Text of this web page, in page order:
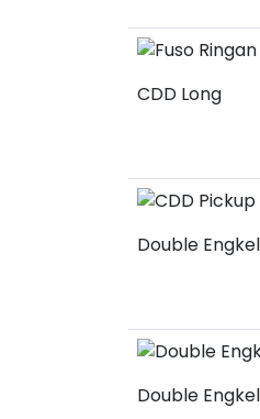
CDD Long
Double
Double